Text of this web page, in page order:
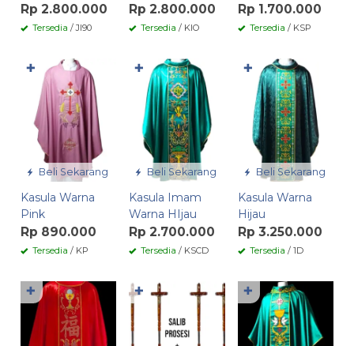
Rp 2.800.000
Tersedia / JI90
Rp 2.800.000
Tersedia / KIO
Rp 1.700.000
Tersedia / KSP
Beli Sekarang
Kasula Warna
Pink
Rp 890.000
Tersedia / KP
✚
Beli Sekarang
Kasula Imam
Warna HIjau
Rp 2.700.000
Tersedia / KSCD
✚
Beli Sekarang
Kasula Warna
Hijau
Rp 3.250.000
Tersedia / 1D
✚
✚ ✚ ✚